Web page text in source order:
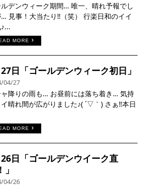
ルデンウィーク期間… 唯一、晴れ予報でし
見事！大当たり‼︎（笑） 行楽日和のイイ
MORE
日「ゴールデンウィーク初日」
04/27
ャ降りの雨も… お昼前には落ち着き… 気持
晴れ間が広がりました♪( ´▽｀) さぁ‼︎本日
MORE
日「ゴールデンウイーク直
04/26